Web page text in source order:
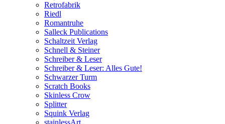
Retrofabrik
Riedl
Romantruhe
Salleck Publications
Schaltzeit Verlag
Schnell & Steiner
Schreiber & Leser
Schreiber & Leser: Alles Gute!
Schwarzer Turm
Scratch Books
Skinless Crow
Splitter
Squink Verlag
stainlessArt